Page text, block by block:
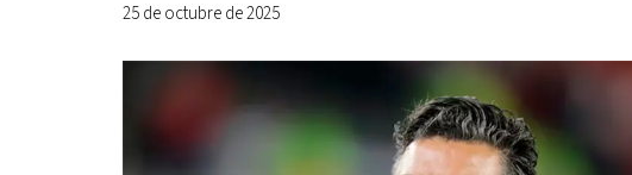
25 de octubre de 2025